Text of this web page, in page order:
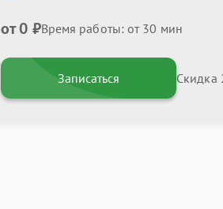
от 0 ₽Время работы: от 30 мин
Записаться Скидка